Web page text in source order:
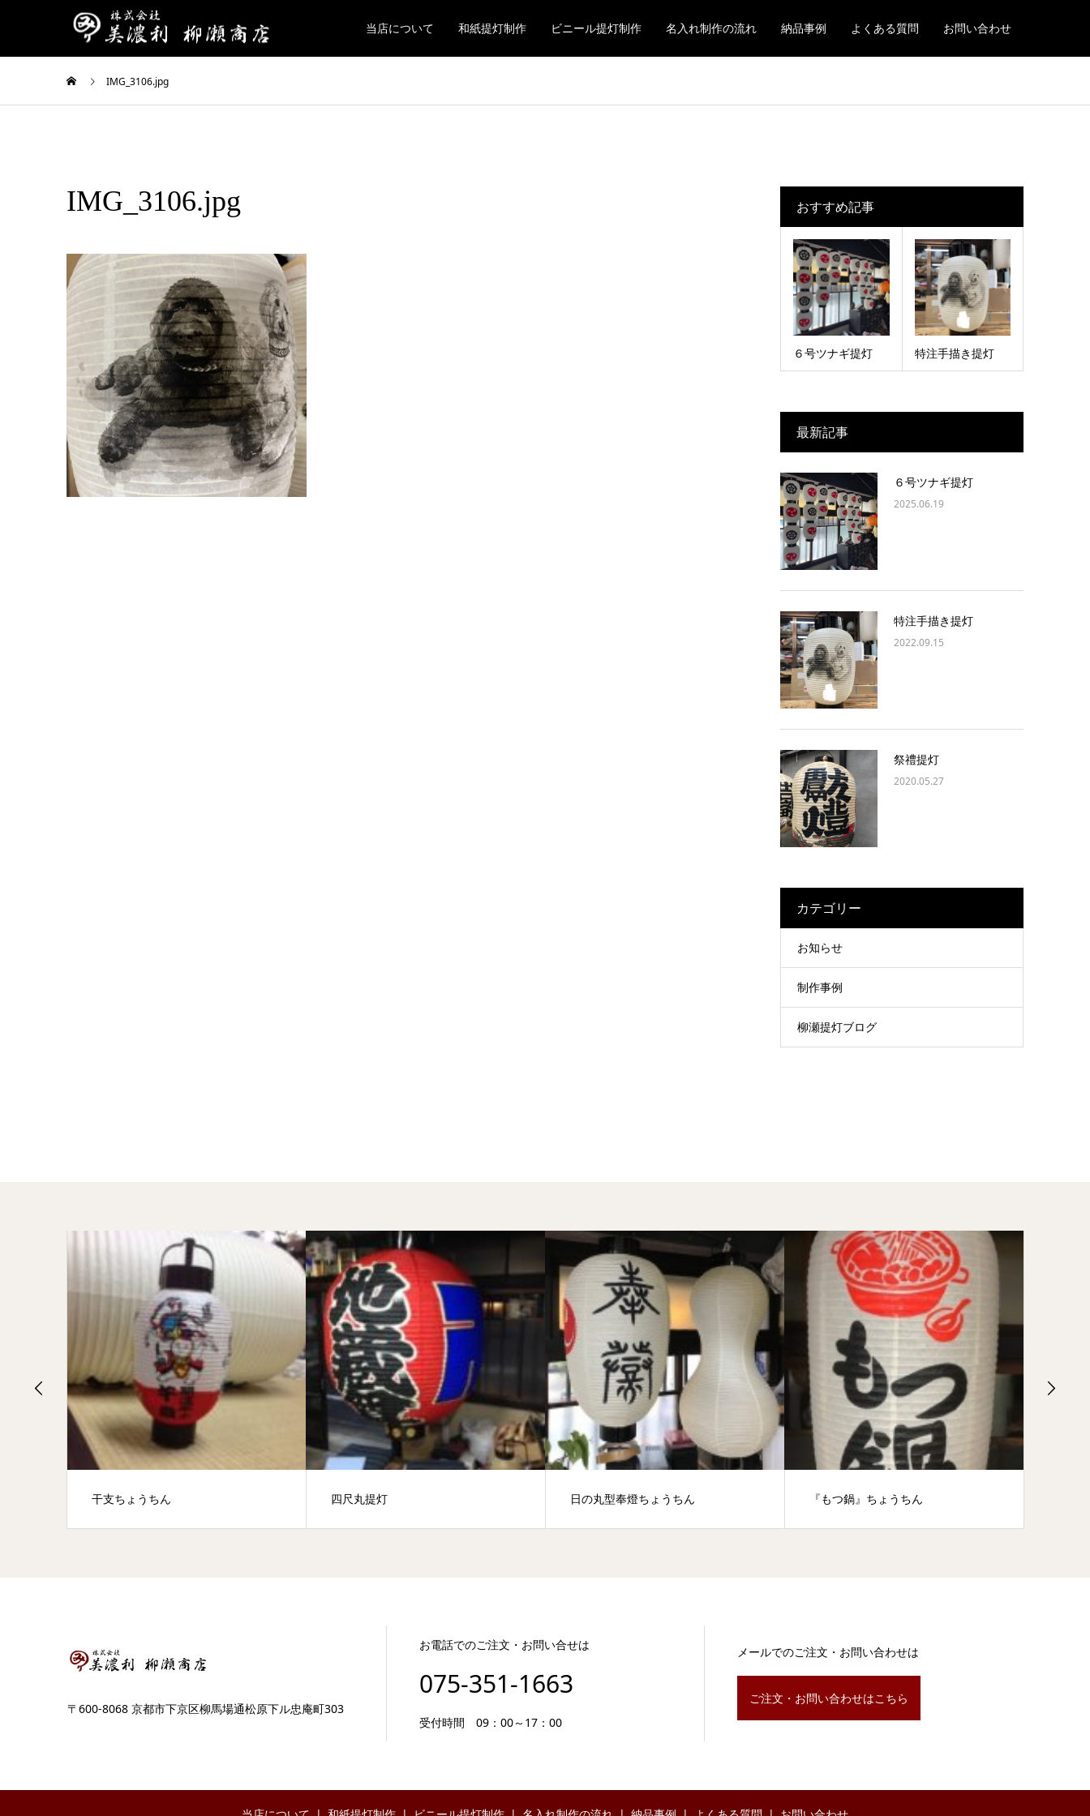
当店について 和紙提灯制作 ビニール提灯制作 名入れ制作の流れ 納品事例 よくある質問 お問い合わせ
IMG_3106.jpg
IMG_3106.jpg おすすめ記事
６号ツナギ提灯 特注手描き提灯
最新記事
６号ツナギ提灯
2025.06.19
特注手描き提灯
2022.09.15
祭禮提灯
2020.05.27
カテゴリー
お知らせ
制作事例
柳瀬提灯ブログ
干支ちょうちん 四尺丸提灯 日の丸型奉燈ちょうちん 『もつ鍋』ちょうちん
〒600-8068 京都市下京区柳馬場通松原下ル忠庵町303
お電話でのご注文・お問い合せは
075-351-1663
受付時間 09：00～17：00
メールでのご注文・お問い合わせは
ご注文・お問い合わせはこちら